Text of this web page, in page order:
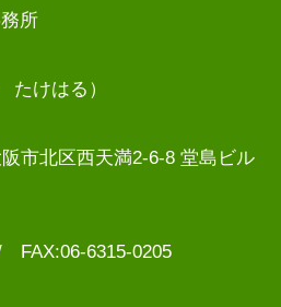
所
けはる）
市北区西天満2-6-8 堂島ビル
6315-0205